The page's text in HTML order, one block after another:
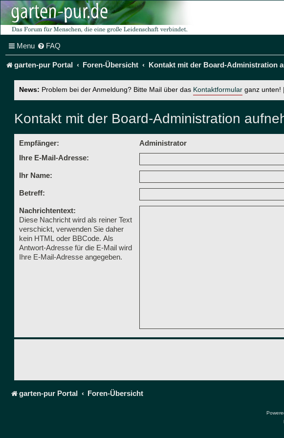
Menu FAQ
garten-pur Portal Foren-Übersicht Kontakt mit der Board-Administration
News: Problem bei der Anmeldung? Bitte Mail über das Kontaktformular ganz unten! |
Kontakt mit der Board-Administration
Empfänger:
Administrator
Ihre E-Mail-Adresse:
Ihr Name:
Betreff:
Nachrichtentext:
Diese Nachricht wird als reiner Text
verschickt, verwenden Sie daher
kein HTML oder BBCode. Als
Antwort-Adresse für die E-Mail wird
Ihre E-Mail-Adresse angegeben.
garten-pur Portal Foren-Übersicht